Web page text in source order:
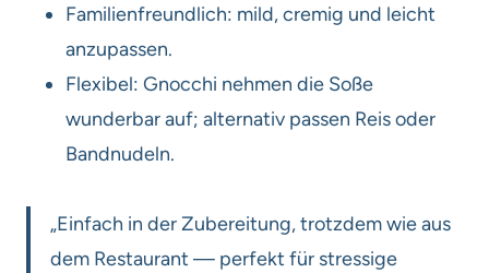
Familienfreundlich: mild, cremig und leicht
anzupassen.
Flexibel: Gnocchi nehmen die Soße
wunderbar auf; alternativ passen Reis oder
Bandnudeln.
„Einfach in der Zubereitung, trotzdem wie aus
dem Restaurant — perfekt für stressige